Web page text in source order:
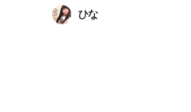
ドルたち。 一見キラキラした
にいるように見える彼女たちが
ひな